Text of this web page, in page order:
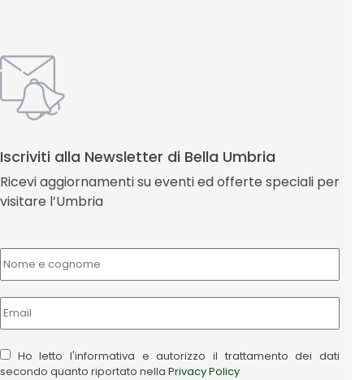
Iscriviti alla Newsletter di Bella Umbria
Ricevi aggiornamenti su eventi ed offerte speciali per
visitare l’Umbria
Ho letto l'informativa e autorizzo il trattamento dei dati
secondo quanto riportato nella Privacy Policy